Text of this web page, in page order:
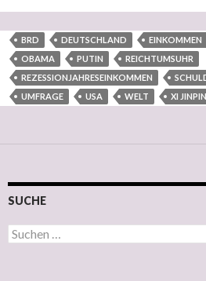
BRD DEUTSCHLAND EINKOMMEN
OBAMA
PUTIN
REICHTUMSUHR
REZESSIONJAHRESEINKOMMEN
UMFRAGE
USA WELT XI
SUCHE
Suchen nach: